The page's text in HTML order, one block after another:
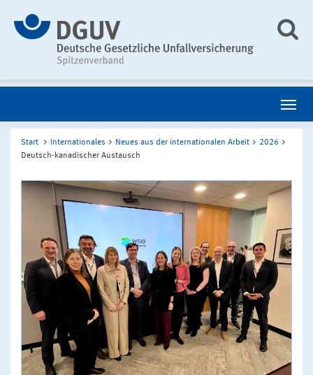
Start Internationales Neues aus der internationalen Arbeit
2026
Deutsch-kanadischer Austausch